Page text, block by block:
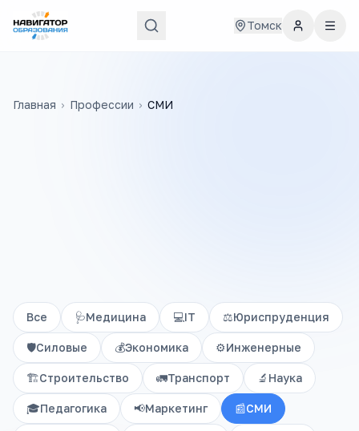
Томск
Главная › Профессии › СМИ
Все 🩺Медицина 💻IT ⚖️Юриспруденция
🛡️Силовые 💰Экономика ⚙️Инженерные
🏗️Строительство 🚛Транспорт 🔬 Наука
🎓Педагогика 📢Маркетинг 📰СМИ